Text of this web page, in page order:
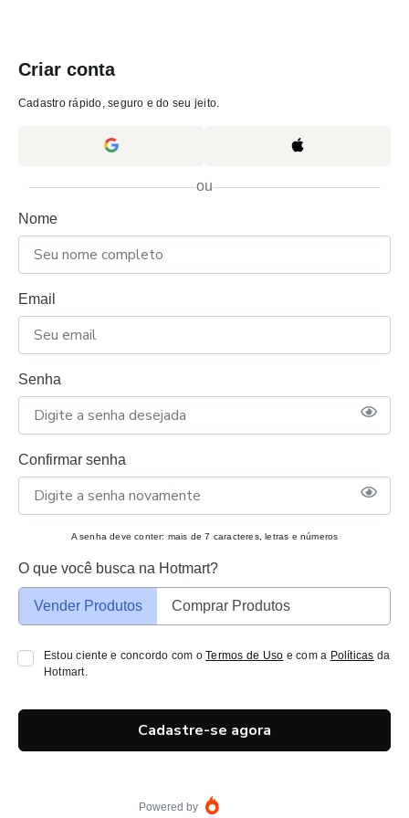
Criar conta
Cadastro rápido, seguro e do seu jeito.
ou
Nome
Email
Senha
Confirmar senha
A senha deve conter: mais de 7 caracteres, letras e números
O que você busca na Hotmart?
Vender Produtos Comprar Produtos
Estou ciente e concordo com oTermos de Uso e com a Políticas da
Hotmart.
Cadastre-se agora
Powered by